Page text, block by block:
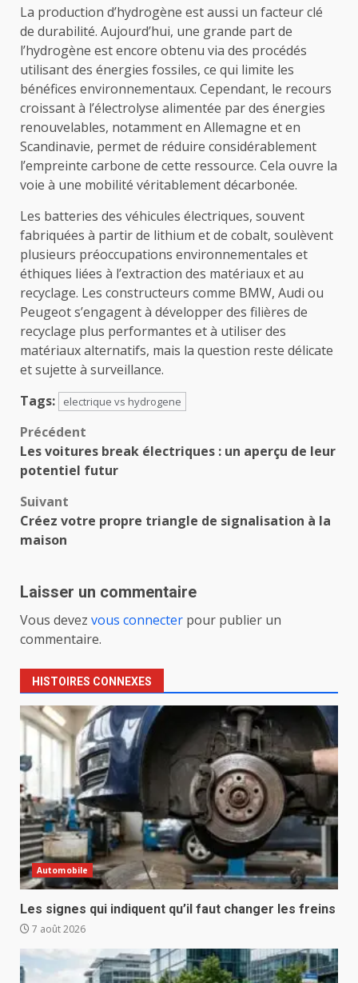
La production d’hydrogène est aussi un facteur clé
de durabilité. Aujourd’hui, une grande part de
l’hydrogène est encore obtenu via des procédés
utilisant des énergies fossiles, ce qui limite les
bénéfices environnementaux. Cependant, le recours
croissant à l’électrolyse alimentée par des énergies
renouvelables, notamment en Allemagne et en
Scandinavie, permet de réduire considérablement
l’empreinte carbone de cette ressource. Cela ouvre la
voie à une mobilité véritablement décarbonée.
Les batteries des véhicules électriques, souvent
fabriquées à partir de lithium et de cobalt, soulèvent
plusieurs préoccupations environnementales et
éthiques liées à l’extraction des matériaux et au
recyclage. Les constructeurs comme BMW, Audi ou
Peugeot s’engagent à développer des filières de
recyclage plus performantes et à utiliser des
matériaux alternatifs, mais la question reste délicate
et sujette à surveillance.
Tags:
electrique vs hydrogene
Navigation
d’article
Précédent
Les voitures break électriques : un aperçu de leur
potentiel futur
Suivant
Créez votre propre triangle de signalisation à la
maison
Laisser un commentaire
Vous devez vous connecter pour publier un
commentaire.
HISTOIRES CONNEXES
Automobile
Les signes qui indiquent qu’il faut changer les freins
7 août 2026